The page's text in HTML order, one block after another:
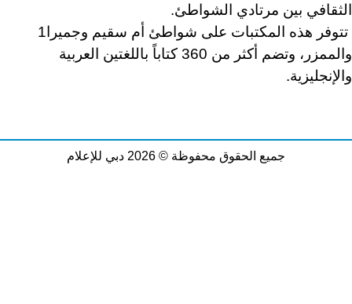
الثقافي بين مرتادي الشواطئ.
تتوفر هذه المكتبات على شواطئ أم سقيم وجميرا1
والممزر، وتضم أكثر من 360 كتاباً باللغتين العربية
والإنجليزية.
جميع الحقوق محفوظة © 2026 دبي للإعلام